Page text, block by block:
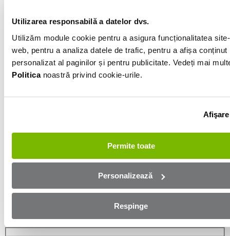
Utilizarea responsabilă a datelor dvs.
Utilizăm module cookie pentru a asigura funcționalitatea
web, pentru a analiza datele de trafic, pentru a afișa conținut
personalizat al paginilor și pentru publicitate. Vedeți mai
Politicanoastră privind cookie-urile.
Afişare
Permite toate
Personalizează
Respinge
Informatiile vanzatorului
0751515161
Trimite e-mail
Aplică online și bucură-te de
aprobare rapidă!
Ești mai aproape de mașina dorită! Completează